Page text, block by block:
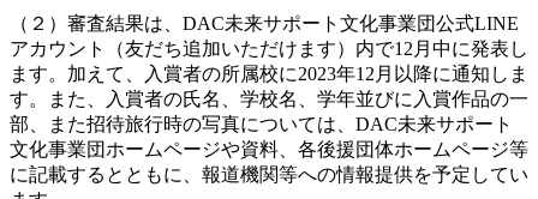
（２）審査結果は、DAC未来サポート文化事業団公式LINE
アカウント（友だち追加いただけます）内で12月中に発表し
ます。加えて、入賞者の所属校に2023年12月以降に通知しま
す。また、入賞者の氏名、学校名、学年並びに入賞作品の一
部、また招待旅行時の写真については、DAC未来サポート
文化事業団ホームページや資料、各後援団体ホームページ等
に記載するとともに、報道機関等への情報提供を予定してい